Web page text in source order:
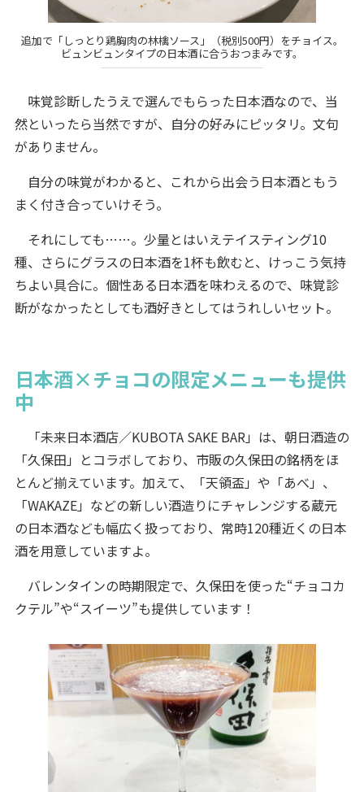
追加で「しっとり鶏胸肉の林檎ソース」（税別500円）をチョイス。
ビュンビュンタイプの日本酒に合うおつまみです。
味覚診断したうえで選んでもらった日本酒なので、当
然といったら当然ですが、自分の好みにピッタリ。文句
がありません。
自分の味覚がわかると、これから出会う日本酒ともう
まく付き合っていけそう。
それにしても……。少量とはいえテイスティング10
種、さらにグラスの日本酒を1杯も飲むと、けっこう気持
ちよい具合に。個性ある日本酒を味わえるので、味覚診
断がなかったとしても酒好きとしてはうれしいセット。
日本酒×チョコの限定メニューも提供
中
「未来日本酒店／KUBOTA SAKE BAR」は、朝日酒造の
「久保田」とコラボしており、市販の久保田の銘柄をほ
とんど揃えています。加えて、「天領盃」や「あべ」、
「WAKAZE」などの新しい酒造りにチャレンジする蔵元
の日本酒なども幅広く扱っており、常時120種近くの日本
酒を用意していますよ。
バレンタインの時期限定で、久保田を使った“チョコカ
クテル”や“スイーツ”も提供しています！